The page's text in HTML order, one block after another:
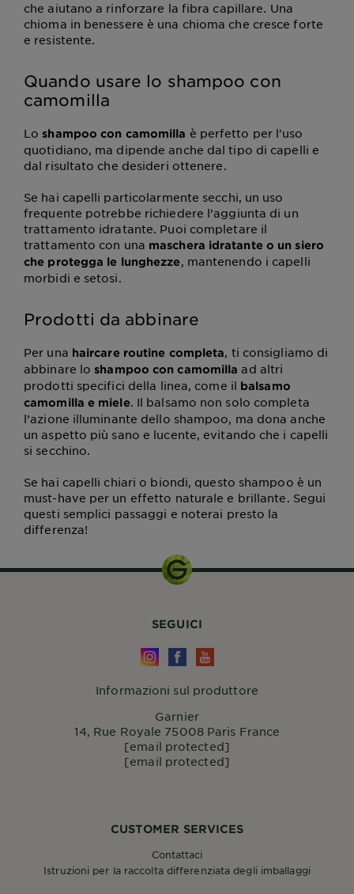
che aiutano a rinforzare la fibra capillare. Una
chioma in benessere è una chioma che cresce forte
e resistente.
Quando usare lo shampoo con
camomilla
Lo shampoo con camomilla è perfetto per l'uso
quotidiano, ma dipende anche dal tipo di capelli e
dal risultato che desideri ottenere.
Se hai capelli particolarmente secchi, un uso
frequente potrebbe richiedere l’aggiunta di un
trattamento idratante. Puoi completare il
trattamento con una maschera idratante o un siero
che protegga le lunghezze, mantenendo i capelli
morbidi e setosi.
Prodotti da abbinare
Per una haircare routine completa, ti consigliamo di
abbinare loshampoo con camomilla ad altri
prodotti specifici della linea, come il balsamo
camomilla e miele. Il balsamo non solo completa
l’azione illuminante dello shampoo, ma dona anche
un aspetto più sano e lucente, evitando che i capelli
si secchino.
Se hai capelli chiari o biondi, questo shampoo è un
must-have per un effetto naturale e brillante. Segui
questi semplici passaggi e noterai presto la
differenza!
CUSTOMER SERVICES
Contattaci
Istruzioni per la raccolta differenziata degli imballaggi
SEGUICI
Informazioni sul produttore
Garnier
14, Rue Royale 75008 Paris France
[email protected]
[email protected]